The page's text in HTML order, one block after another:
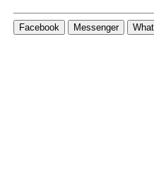
Facebook Messenger